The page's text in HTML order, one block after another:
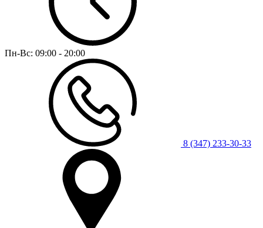
Пн-Вс: 09:00 - 20:00
8 (347) 233-30-33